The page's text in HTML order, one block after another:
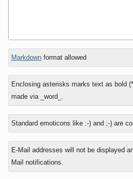
In
reply
to
What
is
one
Markdownformat allowed
Enclosing asterisks marks text as bold
made via _word_.
Standard emoticons like :-) and ;-) are
E-Mail addresses will not be displayed
Mail notifications.